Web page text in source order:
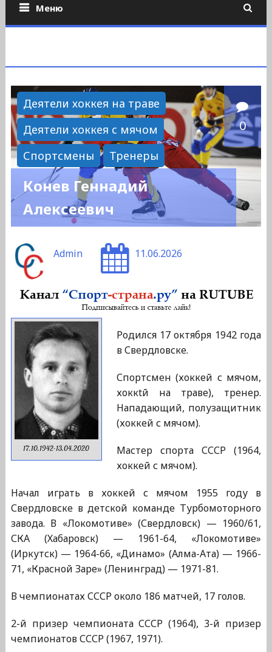
Меню
Деятели хоккея на траве
Деятели хоккея с мячом
Спортсмены
Тренеры
0
Конев Геннадий
Алексеевич
Admin 11.06.2026
17.10.1942-13.04.2020
Родился 17 октября 1942 года
в Свердловске.
Спортсмен (хоккей с мячом,
хоккtй на траве), тренер.
Нападающий, полузащитник
(хоккей с мячом).
Мастер спорта СССР (1964,
хоккей с мячом).
Начал играть в хоккей с мячом 1955 году в
Свердловске в детской команде Турбомоторного
завода. В «Локомотиве» (Свердловск) — 1960/61,
СКА (Хабаровск) — 1961-64, «Локомотиве»
(Иркутск) — 1964-66, «Динамо» (Алма-Ата) — 1966-
71, «Красной Заре» (Ленинград) — 1971-81.
В чемпионатах СССР около 186 матчей, 17 голов.
2-й призер чемпионата СССР (1964), 3-й призер
чемпионатов СССР (1967, 1971).